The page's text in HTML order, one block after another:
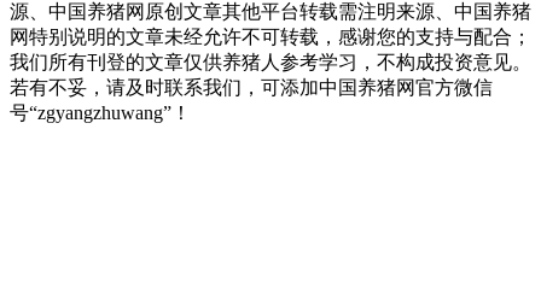
源、中国养猪网原创文章其他平台转载需注明来源、中国养猪
网特别说明的文章未经允许不可转载，感谢您的支持与配合；
我们所有刊登的文章仅供养猪人参考学习，不构成投资意见。
若有不妥，请及时联系我们，可添加中国养猪网官方微信
号“zgyangzhuwang”！